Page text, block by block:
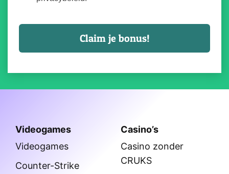
Videogames
Videogames
Counter-Strike
Casino’s
Casino zonder
CRUKS